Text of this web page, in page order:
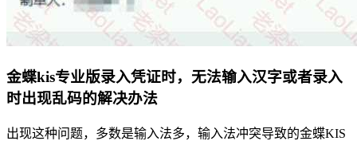
金蝶kis专业版录入凭证时，无法输入汉字或者录入
时出现乱码的解决办法
出现这种问题，多数是输入法多，输入法冲突导致的金蝶KIS